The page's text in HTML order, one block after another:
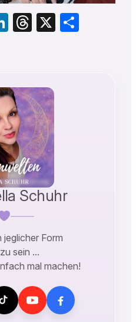
LinkedIn
Threads
X Teilen
Schuhr
jeglicher Form
sein …
mal machen!